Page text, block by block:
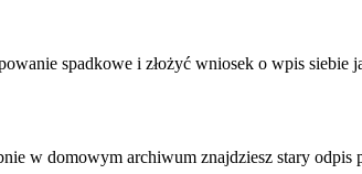
spadkowe i złożyć wniosek o wpis siebie
w domowym archiwum znajdziesz stary